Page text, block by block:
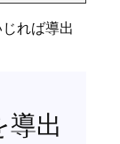
れば導出
出